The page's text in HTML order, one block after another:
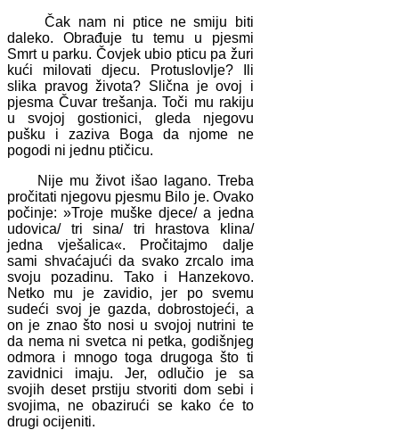
Čak nam ni ptice ne smiju biti
daleko. Obrađuje tu temu u pjesmi
Smrt u parku. Čovjek ubio pticu pa žuri
kući milovati djecu. Protuslovlje? Ili
slika pravog života? Slična je ovoj i
pjesma Čuvar trešanja. Toči mu rakiju
u svojoj gostionici, gleda njegovu
pušku i zaziva Boga da njome ne
pogodi ni jednu ptičicu.
Nije mu život išao lagano. Treba
pročitati njegovu pjesmu Bilo je. Ovako
počinje: »Troje muške djece/ a jedna
udovica/ tri sina/ tri hrastova klina/
jedna vješalica«. Pročitajmo dalje
sami shvaćajući da svako zrcalo ima
svoju pozadinu. Tako i Hanzekovo.
Netko mu je zavidio, jer po svemu
sudeći svoj je gazda, dobrostojeći, a
on je znao što nosi u svojoj nutrini te
da nema ni svetca ni petka, godišnjeg
odmora i mnogo toga drugoga što ti
zavidnici imaju. Jer, odlučio je sa
svojih deset prstiju stvoriti dom sebi i
svojima, ne obazirući se kako će to
drugi ocijeniti.